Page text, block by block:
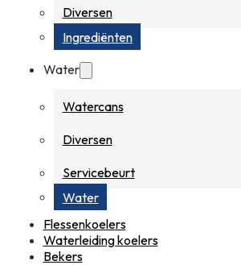
Diversen
Ingrediënten
Water
Watercans
Diversen
Servicebeurt
Water
Flessenkoelers
Waterleiding koelers
Bekers